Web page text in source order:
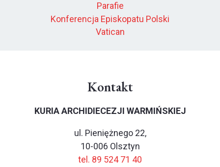
Parafie
Konferencja Episkopatu Polski
Vatican
Kontakt
KURIA ARCHIDIECEZJI WARMIŃSKIEJ
ul. Pieniężnego 22,
10-006 Olsztyn
tel. 89 524 71 40